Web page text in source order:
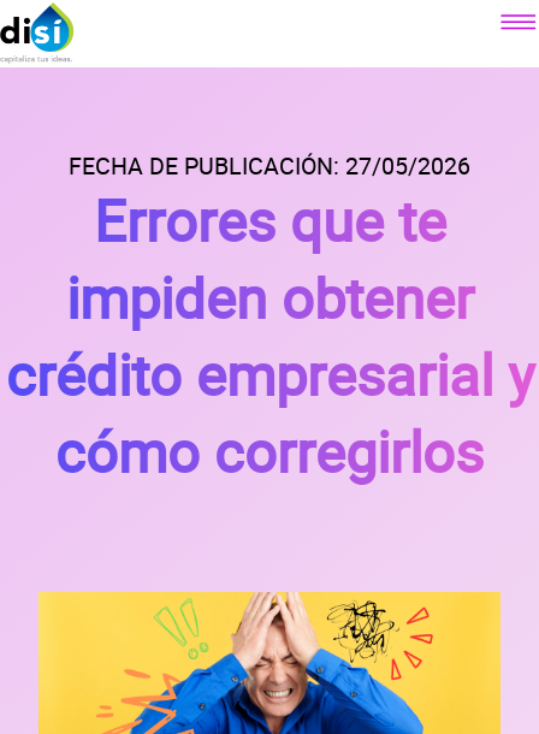
Factoraje electrónico
Crédito simple
Crédito revolvente
Simulador factoraje electrónico
Simulador crédito simple
Simulador crédito revolvente
Sobre DiSí
Nuestra misión
¿Qué es DiSí?
Lo que ofrecemos
Lo que dicen nuestros clientes
Alianzas
Prensa
Preguntas
frecuentes
FECHA DE PUBLICACIÓN: 27/05/2026
Errores que te
impiden obtener
crédito empresarial y
cómo corregirlos